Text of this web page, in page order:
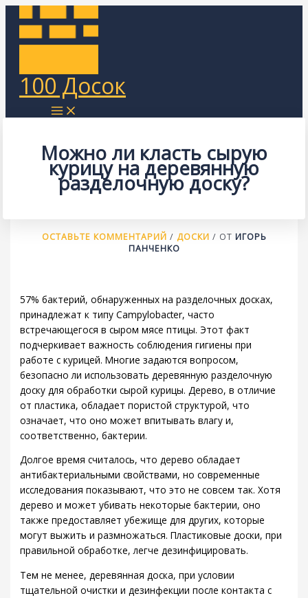
содержимому
100 Досок
Можно ли класть сырую
курицу на деревянную
разделочную доску?
ОСТАВЬТЕ КОММЕНТАРИЙ / ДОСКИ / ОТ ИГОРЬ
ПАНЧЕНКО
57% бактерий, обнаруженных на разделочных досках,
принадлежат к типу Campylobacter, часто
встречающегося в сыром мясе птицы. Этот факт
подчеркивает важность соблюдения гигиены при
работе с курицей. Многие задаются вопросом,
безопасно ли использовать деревянную разделочную
доску для обработки сырой курицы. Дерево, в отличие
от пластика, обладает пористой структурой, что
означает, что оно может впитывать влагу и,
соответственно, бактерии.
Долгое время считалось, что дерево обладает
антибактериальными свойствами, но современные
исследования показывают, что это не совсем так. Хотя
дерево и может убивать некоторые бактерии, оно
также предоставляет убежище для других, которые
могут выжить и размножаться. Пластиковые доски, при
правильной обработке, легче дезинфицировать.
Тем не менее, деревянная доска, при условии
тщательной очистки и дезинфекции после контакта с